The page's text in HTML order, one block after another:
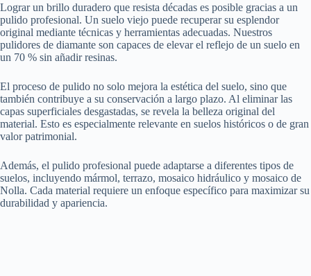
Lograr un brillo duradero que resista décadas es posible gracias a un
pulido profesional. Un suelo viejo puede recuperar su esplendor
original mediante técnicas y herramientas adecuadas. Nuestros
pulidores de diamante son capaces de elevar el reflejo de un suelo en
un 70 % sin añadir resinas.
El proceso de pulido no solo mejora la estética del suelo, sino que
también contribuye a su conservación a largo plazo. Al eliminar las
capas superficiales desgastadas, se revela la belleza original del
material. Esto es especialmente relevante en suelos históricos o de gran
valor patrimonial.
Además, el pulido profesional puede adaptarse a diferentes tipos de
suelos, incluyendo mármol, terrazo, mosaico hidráulico y mosaico de
Nolla. Cada material requiere un enfoque específico para maximizar su
durabilidad y apariencia.